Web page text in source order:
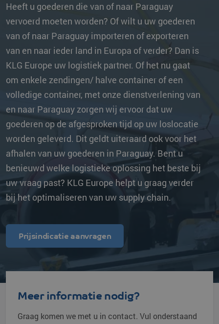
Heeft u goederen die van of naar Paraguay
vervoerd moeten worden? Of wilt u uw goederen
van of naar Paraguay importeren of exporteren
van en naar ieder land in Europa of verder? Dan is
KLG Europe uw logistiek partner. Of het nu gaat
om enkele zendingen/ halve container of een
volledige container, met onze dienstverlening van
en naar Paraguay zorgen wij ervoor dat uw
goederen op de afgesproken tijd op uw loslocatie
worden geleverd. Dit geldt uiteraard ook voor het
afhalen van uw goederen in Paraguay. Bent u
benieuwd welke logistieke oplossing het beste bij
uw vraag past? KLG Europe helpt u graag verder
bij het optimaliseren van uw supply chain.
Prijsindicatie aanvragen
Meer informatie nodig?
Graag komen we met u in contact. Vul onderstaand